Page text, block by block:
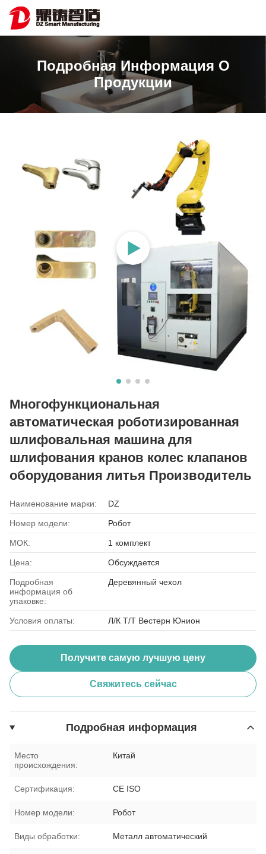
Подробная Информация О
Продукции
Многофункциональная
автоматическая роботизированная
шлифовальная машина для
шлифования кранов колес клапанов
оборудования литья Производитель
Наименование марки: DZ
Номер модели: Робот
МОК: 1 комплект
Цена: Обсуждается
Подробная
информация об
упаковке:
Деревянный чехол
Условия оплаты: Л/К Т/Т Вестерн Юнион
Получите самую лучшую цену
Свяжитесь сейчас
Подробная информация
Место
происхождения:
Китай
Сертификация: CE ISO
Номер модели: Робот
Виды обработки: Металл автоматический